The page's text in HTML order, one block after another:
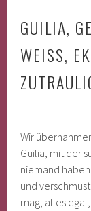
GUILIA,
WEISS,
Wir
Guilia, mit der
niemand
und
mag, alles